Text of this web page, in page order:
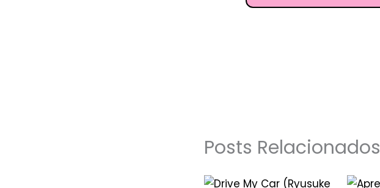
Posts Relacionados